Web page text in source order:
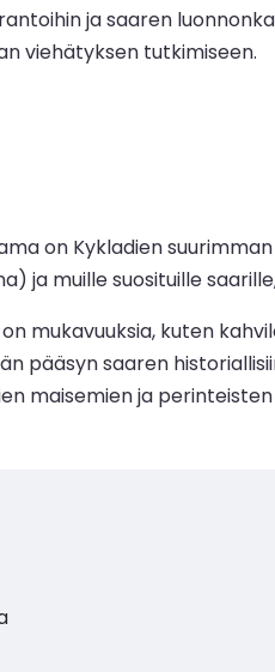
ja saaren
viehätyksen tutkimiseen.
on Kykladien
ja muille suosituille
mukavuuksia, kuten
pääsyn saaren
maisemien ja